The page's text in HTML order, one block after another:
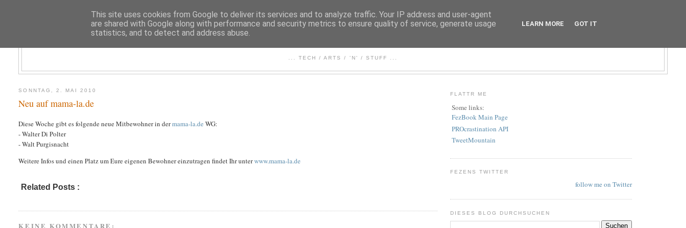
... TECH / ARTS / 'N' / STUFF ...
SONNTAG, 2. MAI 2010
Neu auf mama-la.de
Diese Woche gibt es folgende neue Mitbewohner in dermama-la.de WG:
- Walter Di Polter
- Walt Purgisnacht
Weitere Infos und einen Platz um Eure eigenen Bewohner einzutragen findet Ihr unterwww.mama-la.de
Related Posts :
KEINE KOMMENTARE:
FLATTR ME
Some links:
FezBook Main Page
PROcrastination API
TweetMountain
FEZENS TWITTER
follow me on Twitter
DIESES BLOG DURCHSUCHEN
This site uses cookies from Google to deliver its services and to analyze traffic. Your IP address and user-agent
are shared with Google along with performance and security metrics to ensure quality of service, generate usage
statistics, and to detect and address abuse.
LEARN MORE GOT IT